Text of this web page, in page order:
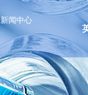
新闻中心